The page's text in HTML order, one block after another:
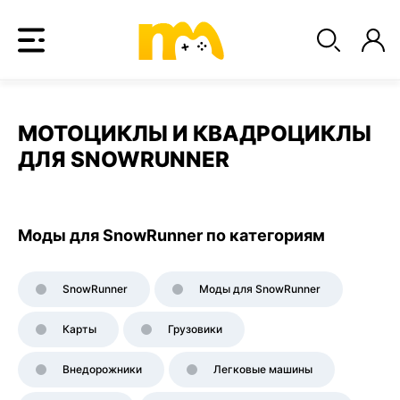
МОТОЦИКЛЫ И КВАДРОЦИКЛЫ
ДЛЯ SNOWRUNNER
Моды для SnowRunner по категориям
SnowRunner Моды для SnowRunner
Карты Грузовики
Внедорожники Легковые машины